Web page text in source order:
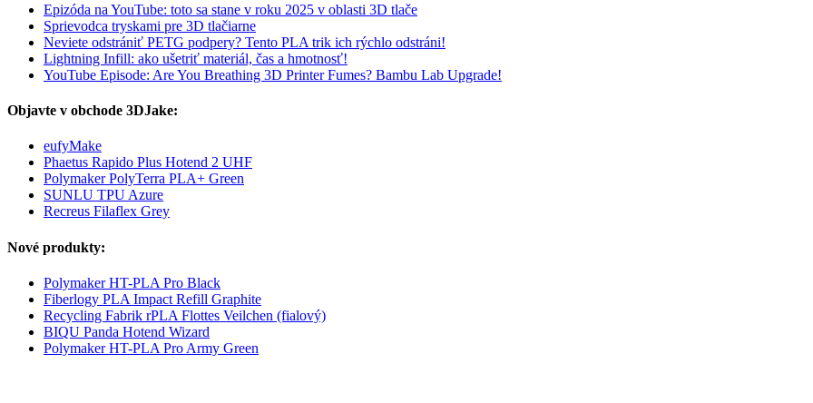
Epizóda na YouTube: toto sa stane v roku 2025 v oblasti 3D tlače
Sprievodca tryskami pre 3D tlačiarne
Neviete odstrániť PETG podpery? Tento PLA trik ich rýchlo odstráni!
Lightning Infill: ako ušetriť materiál, čas a hmotnosť!
YouTube Episode: Are You Breathing 3D Printer Fumes? Bambu Lab Upgrade!
Objavte v obchode 3DJake:
eufyMake
Phaetus Rapido Plus Hotend 2 UHF
Polymaker PolyTerra PLA+ Green
SUNLU TPU Azure
Recreus Filaflex Grey
Nové produkty:
Polymaker HT-PLA Pro Black
Fiberlogy PLA Impact Refill Graphite
Recycling Fabrik rPLA Flottes Veilchen (fialový)
BIQU Panda Hotend Wizard
Polymaker HT-PLA Pro Army Green